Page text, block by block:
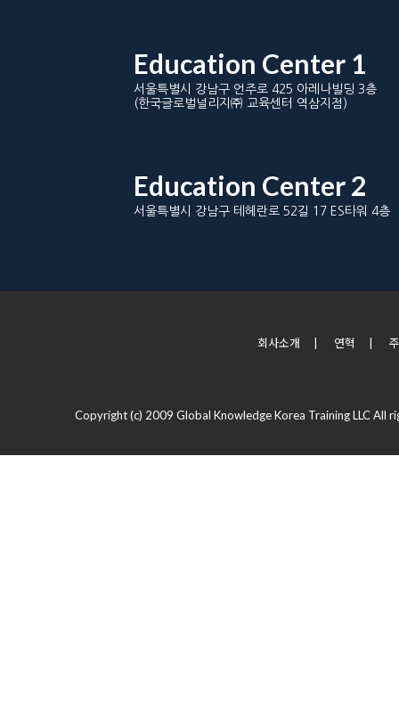
Education Center 1
서울특별시 강남구 언주로 425 아레나빌딩 3층
(한국글로벌널리지㈜ 교육센터 역삼지점)
Education Center 2
서울특별시 강남구 테헤란로 52길 17 ES타워 4층
회사소개 연혁
Copyright (c) 2009 Global Knowledge Korea Training LLC All